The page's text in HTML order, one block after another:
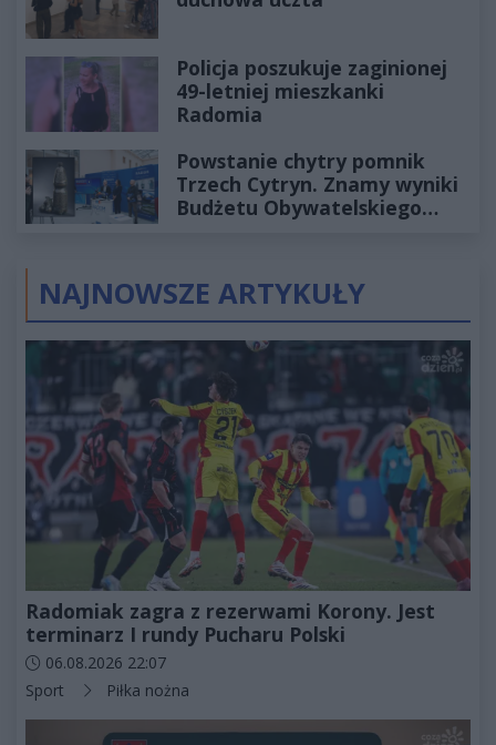
Policja poszukuje zaginionej
49-letniej mieszkanki
Radomia
Powstanie chytry pomnik
Trzech Cytryn. Znamy wyniki
Budżetu Obywatelskiego
NAJNOWSZE ARTYKUŁY
Radomiak zagra z rezerwami Korony. Jest
terminarz I rundy Pucharu Polski
Data dodania artykułu:
06.08.2026 22:07
Kategorie artykułu:
Sport Piłka nożna